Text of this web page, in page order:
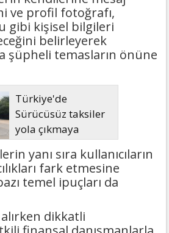
ve profil fotoğrafı,
gibi kişisel bilgileri
belirleyerek
şüpheli temasların önüne
Türkiye'de
Sürücüsüz taksiler
yola çıkmaya
hazırlanıyor
yanı sıra kullanıcıların
fark etmesine
temel ipuçları da
dikkatli